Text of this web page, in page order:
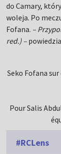
do Camary,
woleja. Po
Fofana. –
red.) –
Seko Fofana
Pour Salis
#RCLens